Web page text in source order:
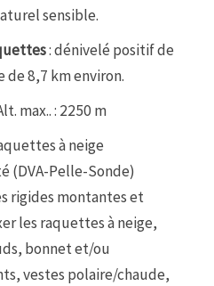
sensible.
: dénivelé positif de
de 8,7 km environ.
max.. : 2250 m
à neige
(DVA-Pelle-Sonde)
rigides montantes et
les raquettes à neige,
bonnet et/ou
vestes polaire/chaude,